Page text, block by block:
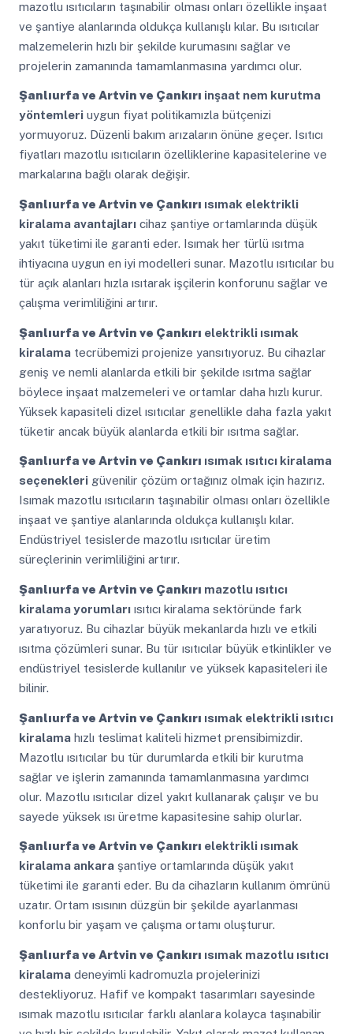
mazotlu ısıtıcıların taşınabilir olması onları özellikle inşaat
ve şantiye alanlarında oldukça kullanışlı kılar. Bu ısıtıcılar
malzemelerin hızlı bir şekilde kurumasını sağlar ve
projelerin zamanında tamamlanmasına yardımcı olur.
Şanlıurfa ve Artvin ve Çankırı inşaat nem kurutma
yöntemleriuygun fiyat politikamızla bütçenizi
yormuyoruz. Düzenli bakım arızaların önüne geçer. Isıtıcı
fiyatları mazotlu ısıtıcıların özelliklerine kapasitelerine ve
markalarına bağlı olarak değişir.
Şanlıurfa ve Artvin ve Çankırı ısımak elektrikli
kiralama avantajlarıcihaz şantiye ortamlarında düşük
yakıt tüketimi ile garanti eder. Isımak her türlü ısıtma
ihtiyacına uygun en iyi modelleri sunar. Mazotlu ısıtıcılar bu
tür açık alanları hızla ısıtarak işçilerin konforunu sağlar ve
çalışma verimliliğini artırır.
Şanlıurfa ve Artvin ve Çankırı elektrikli ısımak
kiralamatecrübemizi projenize yansıtıyoruz. Bu cihazlar
geniş ve nemli alanlarda etkili bir şekilde ısıtma sağlar
böylece inşaat malzemeleri ve ortamlar daha hızlı kurur.
Yüksek kapasiteli dizel ısıtıcılar genellikle daha fazla yakıt
tüketir ancak büyük alanlarda etkili bir ısıtma sağlar.
Şanlıurfa ve Artvin ve Çankırı ısımak ısıtıcı kiralama
seçeneklerigüvenilir çözüm ortağınız olmak için hazırız.
Isımak mazotlu ısıtıcıların taşınabilir olması onları özellikle
inşaat ve şantiye alanlarında oldukça kullanışlı kılar.
Endüstriyel tesislerde mazotlu ısıtıcılar üretim
süreçlerinin verimliliğini artırır.
Şanlıurfa ve Artvin ve Çankırı mazotlu ısıtıcı
kiralama yorumlarıısıtıcı kiralama sektöründe fark
yaratıyoruz. Bu cihazlar büyük mekanlarda hızlı ve etkili
ısıtma çözümleri sunar. Bu tür ısıtıcılar büyük etkinlikler ve
endüstriyel tesislerde kullanılır ve yüksek kapasiteleri ile
bilinir.
Şanlıurfa ve Artvin ve Çankırı ısımak elektrikli ısıtıcı
kiralamahızlı teslimat kaliteli hizmet prensibimizdir.
Mazotlu ısıtıcılar bu tür durumlarda etkili bir kurutma
sağlar ve işlerin zamanında tamamlanmasına yardımcı
olur. Mazotlu ısıtıcılar dizel yakıt kullanarak çalışır ve bu
sayede yüksek ısı üretme kapasitesine sahip olurlar.
Şanlıurfa ve Artvin ve Çankırı elektrikli ısımak
kiralama ankaraşantiye ortamlarında düşük yakıt
tüketimi ile garanti eder. Bu da cihazların kullanım ömrünü
uzatır. Ortam ısısının düzgün bir şekilde ayarlanması
konforlu bir yaşam ve çalışma ortamı oluşturur.
Şanlıurfa ve Artvin ve Çankırı ısımak mazotlu ısıtıcı
kiralamadeneyimli kadromuzla projelerinizi
destekliyoruz. Hafif ve kompakt tasarımları sayesinde
ısımak mazotlu ısıtıcılar farklı alanlara kolayca taşınabilir